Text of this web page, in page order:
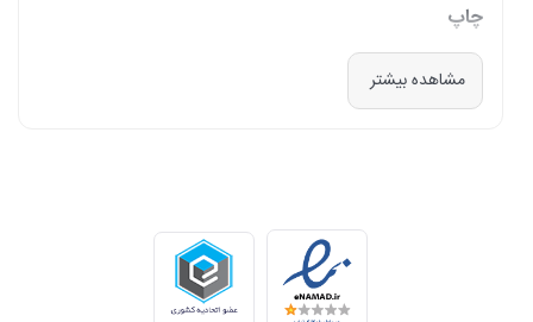
چاپ
در دنیای پرشتاب امروز که کسب‌وکارها و سازمان‌ها برای افزایش بهره‌وری خود به
فناوری‌های نوین وابسته‌اند، دسترسی به ابزارهای کارآمد و قابل اعتماد یک
ما، ارائه راهکارهای جامع، از مشاوره پیش از خرید تا پشتیبانی پس از فروش،
برای سازمان‌ها، شرکت‌ها و کاربران خانگی است.
طیف کاملی از محصولات برای هر نیازی
مشاهده بیشتر